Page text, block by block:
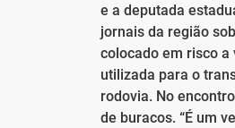
e a deputada
jornais da região
colocado em risco
utilizada para o
rodovia. No
de buracos. “É um